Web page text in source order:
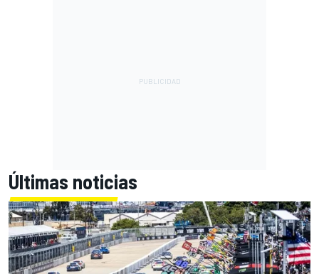
Últimas noticias